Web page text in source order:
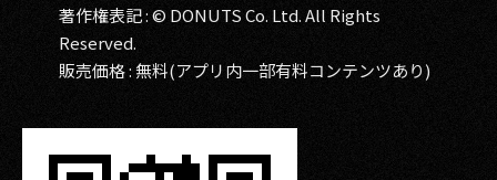
著作権表記 : © DONUTS Co. Ltd. All Rights
Reserved.
販売価格 : 無料(アプリ内一部有料コンテンツあり)